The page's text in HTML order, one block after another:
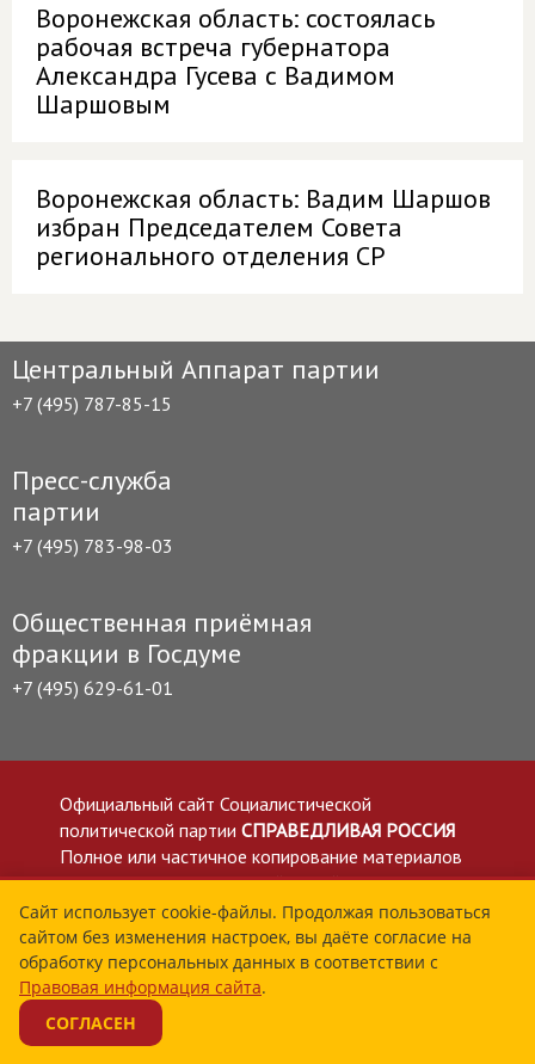
Воронежская область: состоялась
рабочая встреча губернатора
Александра Гусева с Вадимом
Шаршовым
Воронежская область: Вадим Шаршов
избран Председателем Совета
регионального отделения СР
Центральный Аппарат партии
+7 (495) 787-85-15
Пресс-служба
партии
+7 (495) 783-98-03
Общественная приёмная
фракции в Госдуме
+7 (495) 629-61-01
Официальный сайт Социалистической
политической партии СПРАВЕДЛИВАЯ РОССИЯ
Полное или частичное копирование материалов
приветствуется со ссылкой на сайт spravedlivo.ru
Политика в отношении обработки персональных
данных
Все материалы сайта spravedlivo.ru доступны по
лицензии Creative Commons Attribution 4.0 International
Сайт использует cookie-файлы. Продолжая пользоваться
сайтом без изменения настроек, вы даёте согласие на
обработку персональных данных в соответствии с
Правовая информация сайта.
СОГЛАСЕН